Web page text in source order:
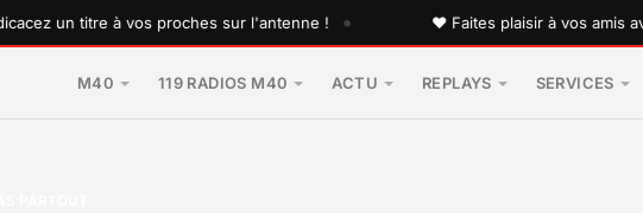
un titre à vos proches sur l'antenne ! • ♥ Faites plaisir à vos amis avec
M40 119 RADIOS M40 ACTU REPLAYS SERVICES